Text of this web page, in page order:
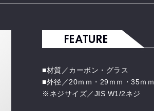
■材質／カーボン・グラス
■外径／20ｍｍ・29ｍｍ・35ｍｍ
※ネジサイズ／JIS W1/2ネジ